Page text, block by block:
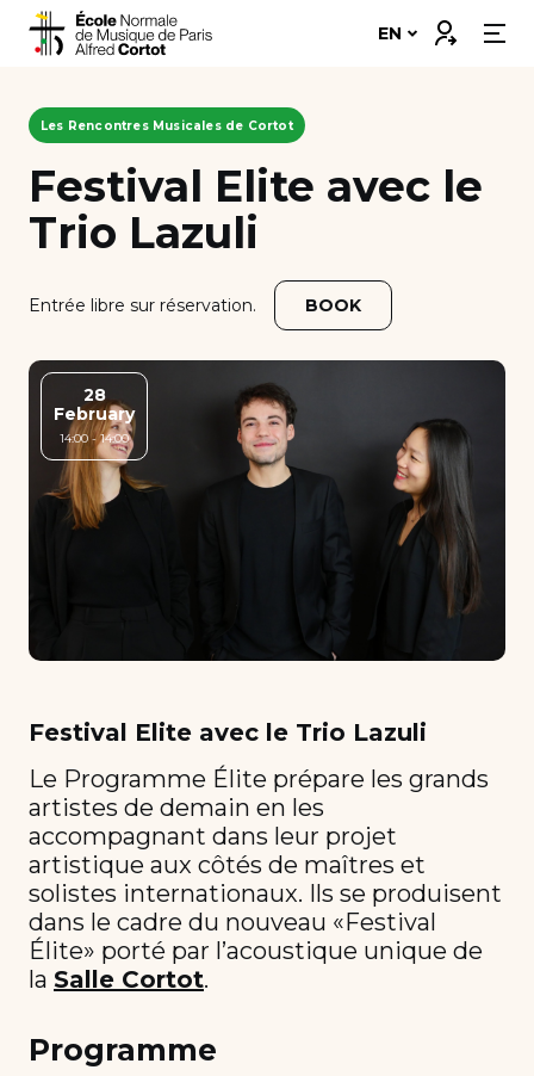
content
Programs ➔
Support Us
Scholarships and Financing
Apply
EN Connexion
Les Rencontres Musicales de Cortot
Festival Elite avec le
Trio Lazuli
Entrée libre sur réservation. BOOK
28
February
14:00 - 14:00
Festival Elite avec le Trio Lazuli
Le Programme Élite prépare les grands
artistes de demain en les
accompagnant dans leur projet
artistique aux côtés de maîtres et
solistes internationaux. Ils se produisent
dans le cadre du nouveau «Festival
Élite» porté par l’acoustique unique de
la Salle Cortot.
Programme